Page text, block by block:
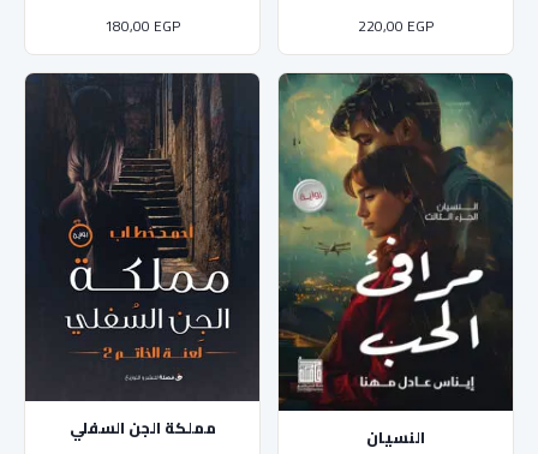
220,00 EGP
180,00 EGP
النسيان مملكة الجن السفلي